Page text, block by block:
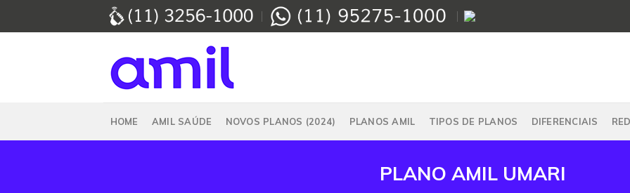
HOME AMIL SAÚDE NOVOS PLANOS (2024) PLANOS AMIL TIPOS DE PLANOS DIFERENCIAIS
PLANO AMIL UMARI